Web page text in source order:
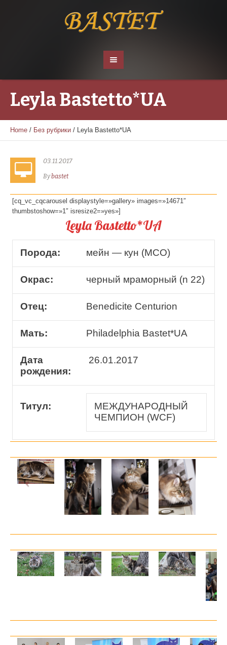
Leyla Bastetto*UA
Home / Без рубрики / Leyla Bastetto*UA
03.11.2017
Bybastet
[cq_vc_cqcarousel displaystyle=»gallery» images=»14671″
thumbstoshow=»1″ isresize2=»yes»]
Leyla Bastetto*UA
Порода: мейн — кун (МCO)
Окрас: черный мраморный (n 22)
Отец: Benedicite Centurion
Мать: Philadelphia Bastet*UA
Дата
рождения:
26.01.2017
Титул:
МЕЖДУНАРОДНЫЙ
ЧЕМПИОН (WCF)